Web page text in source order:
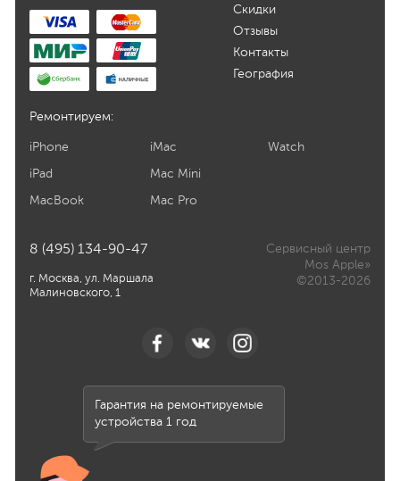
Скидки
Отзывы
Контакты
География
Ремонтируем:
iPhone
iPad
MacBook
iMac
Mac Mini
Mac Pro
Watch
8 (495) 134-90-47
г. Москва, ул. Маршала
Малиновского, 1
Сервисный центр
Mos Apple»
©2013-2026
Гарантия на ремонтируемые
устройства 1 год